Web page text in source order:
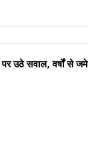
उठे सवाल, वर्षों से जमे